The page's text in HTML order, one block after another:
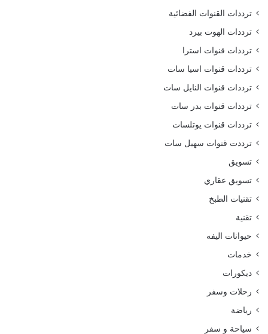
ترددات القنوات الفضائية
ترددات الهوت بيرد
ترددات قنوات استرا
ترددات قنوات اسيا سات
ترددات قنوات النايل سات
ترددات قنوات بدر سات
ترددات قنوات يوتلسات
ترددت قنوات سهيل سات
تسويق
تسويق عقاري
تقنيات الطبخ
تقنية
حيوانات اليفه
خدمات
ديكورات
رحلات وسفر
رياضة
سياحة و سفر